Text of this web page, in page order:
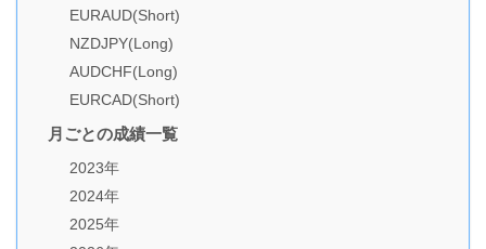
EURAUD(Short)
NZDJPY(Long)
AUDCHF(Long)
EURCAD(Short)
月ごとの成績一覧
2023年
2024年
2025年